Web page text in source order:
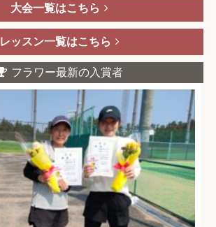
大会一覧はこちら
レッスン一覧はこちら
フラワー最新の入賞者